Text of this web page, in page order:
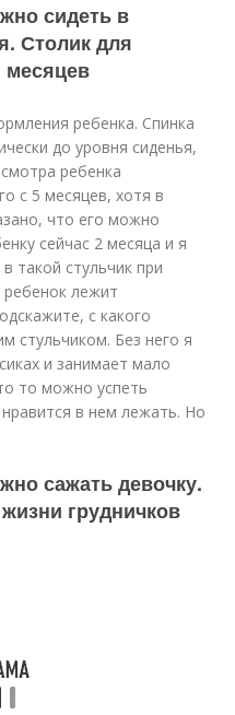
сидеть в
Столик для
месяцев
ребенка. Спинка
до уровня сиденья,
ребенка
с 5 месяцев, хотя в
что его можно
сейчас 2 месяца и я
такой стульчик при
лежит
с какого
стульчиком. Без него я
и занимает мало
то можно успеть
в нем лежать. Но
сажать девочку.
грудничков